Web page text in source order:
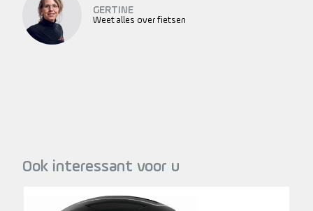
GERTINE
Weet alles over fietsen
Ook interessant voor u